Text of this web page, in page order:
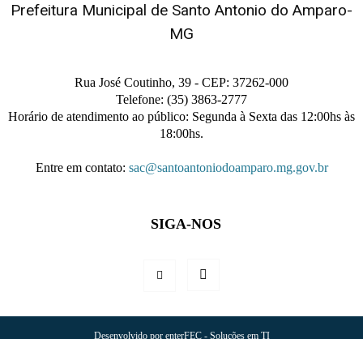
Prefeitura Municipal de Santo Antonio do Amparo-
MG
Rua José Coutinho, 39 - CEP: 37262-000
Telefone: (35) 3863-2777
Horário de atendimento ao público: Segunda à Sexta das 12:00hs às
18:00hs.
Entre em contato: sac@santoantoniodoamparo.mg.gov.br
SIGA-NOS
Desenvolvido por enterFEC - Soluções em TI